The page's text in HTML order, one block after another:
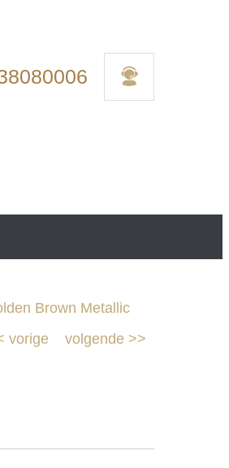
Brown Metallic
volgende >>
vorige